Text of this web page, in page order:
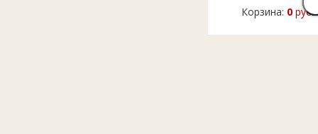
Корзина: 0 руб.